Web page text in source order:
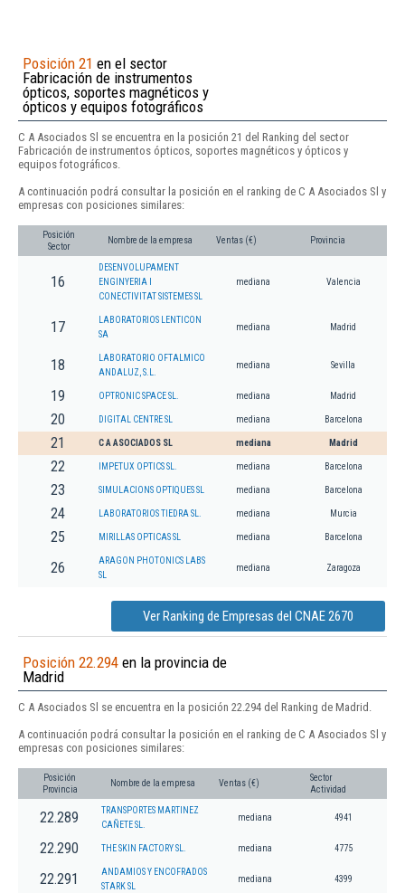
Posición 21 en el sector
Fabricación de instrumentos
ópticos, soportes magnéticos y
ópticos y equipos fotográficos
C A Asociados Sl se encuentra en la posición 21 del Ranking del sector
Fabricación de instrumentos ópticos, soportes magnéticos y ópticos y
equipos fotográficos.
A continuación podrá consultar la posición en el ranking de C A Asociados Sl y
empresas con posiciones similares:
Posición
Sector
Nombre de la empresa Ventas (€) Provincia
16
DESENVOLUPAMENT
ENGINYERIA I
CONECTIVITAT SISTEMES SL
mediana Valencia
17
LABORATORIOS LENTICON
SA
mediana Madrid
18
LABORATORIO OFTALMICO
ANDALUZ, S.L.
mediana Sevilla
19 OPTRONIC SPACE SL. mediana Madrid
20 DIGITAL CENTRE SL mediana Barcelona
21 C A ASOCIADOS SL mediana Madrid
22 IMPETUX OPTICS SL. mediana Barcelona
23 SIMULACIONS OPTIQUES SL mediana Barcelona
24 LABORATORIOS TIEDRA SL. mediana Murcia
25 MIRILLAS OPTICAS SL mediana Barcelona
26
ARAGON PHOTONICS LABS
SL
mediana Zaragoza
Ver Ranking de Empresas del CNAE 2670
Posición 22.294 en la provincia de
Madrid
C A Asociados Sl se encuentra en la posición 22.294 del Ranking de Madrid.
A continuación podrá consultar la posición en el ranking de C A Asociados Sl y
empresas con posiciones similares:
Posición
Provincia
Nombre de la empresa Ventas (€)
Sector
Actividad
22.289
TRANSPORTES MARTINEZ
CAÑETE SL.
mediana 4941
22.290 THE SKIN FACTORY SL. mediana 4775
22.291
ANDAMIOS Y ENCOFRADOS
STARK SL
mediana 4399